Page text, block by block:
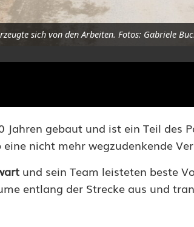
sich von den Arbeiten. Fotos: Gabriele
Jahren gebaut und ist ein Teil des
nicht mehr wegzudenkende
und sein Team leisteten beste
entlang der Strecke aus und